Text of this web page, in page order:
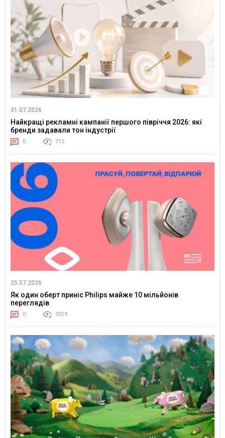
31.07.2026
Найкращі рекламні кампанії першого півріччя 2026: які
бренди задавали тон індустрії
0 712
25.07.2026
Як один оберт приніс Philips майже 10 мільйонів
переглядів
0 3319